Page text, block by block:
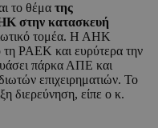
το θέμα της
στην κατασκευή
τομέα. Η ΑΗΚ
τη ΡΑΕΚ και ευρύτερα την
πάρκα ΑΠΕ και
επιχειρηματιών. Το
διερεύνηση, είπε ο κ.